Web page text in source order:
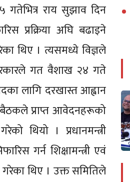
गतेभित्र राय सुझाव दिन
प्रक्रिया अघि बढाइने
थिए । त्यसमध्ये विज्ञले
गत वैशाख २४ गते
लागि दरखास्त आह्वान
प्राप्त आवेदनहरूको
थियो । प्रधानमन्त्री
गर्न शिक्षामन्त्री एवं
थिए । उक्त समितिले